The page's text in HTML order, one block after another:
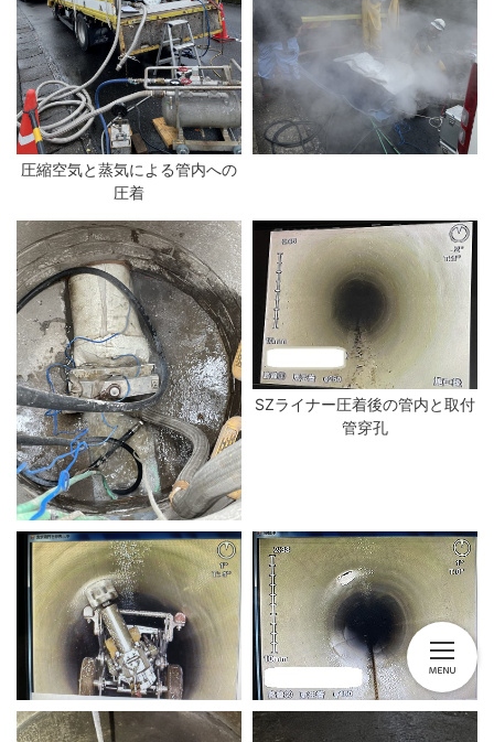
圧縮空気と蒸気による管内への
圧着
SZライナー圧着後の管内と取付
管穿孔